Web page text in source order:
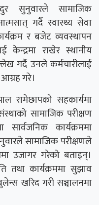
सुनुवारले सामाजिक
गर्दै स्वास्थ्य सेवा
र बजेट व्यवस्थापन
केन्द्रमा राखेर स्थानीय
गर्दै उनले कर्मचारीलाई
गरे।
रामेछापको सहकार्यमा
सामाजिक परीक्षण
कार्यक्रममा
सामाजिक परीक्षणले
उजागर गरेको बताइन्।
तथा कार्यक्रममा सुझाव
खरिद गरी सञ्चालनमा